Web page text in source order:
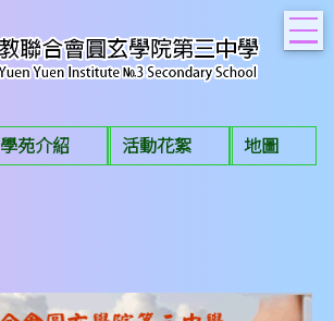
學苑介紹 活動花絮 地圖